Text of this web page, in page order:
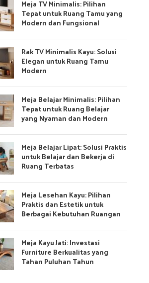
Meja TV Minimalis: Pilihan
Tepat untuk Ruang Tamu yang
Modern dan Fungsional
Rak TV Minimalis Kayu: Solusi
Elegan untuk Ruang Tamu
Modern
Meja Belajar Minimalis: Pilihan
Tepat untuk Ruang Belajar
yang Nyaman dan Modern
Meja Belajar Lipat: Solusi Praktis
untuk Belajar dan Bekerja di
Ruang Terbatas
Meja Lesehan Kayu: Pilihan
Praktis dan Estetik untuk
Berbagai Kebutuhan Ruangan
Meja Kayu Jati: Investasi
Furniture Berkualitas yang
Tahan Puluhan Tahun